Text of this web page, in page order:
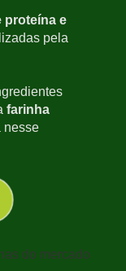
proteína e
pela
farinha
nesse